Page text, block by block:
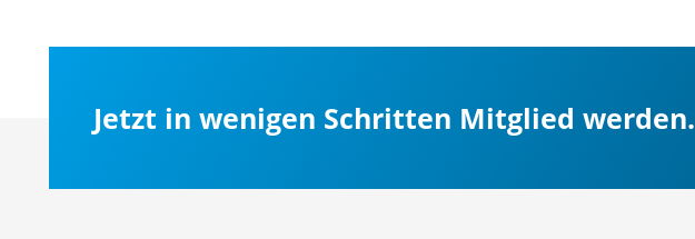
Jetzt in wenigen Schritten Mitglied werden.